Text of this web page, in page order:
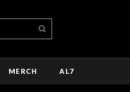
MERCH AL7